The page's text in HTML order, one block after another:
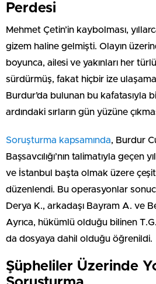
Perdesi
Mehmet Çetin’in kaybolması,
gizem haline gelmişti. Olayın
boyunca, ailesi ve yakınları her
sürdürmüş, fakat hiçbir ize
Burdur’da bulunan bu kafatasıyla
ardındaki sırların gün yüzüne
Soruşturma kapsamında, Burdur
Başsavcılığı’nın talimatıyla geçen
ve İstanbul başta olmak üzere
düzenlendi. Bu operasyonlar
Derya K., arkadaşı Bayram A. ve
Ayrıca, hükümlü olduğu bilinen
da dosyaya dahil olduğu öğrenildi.
Şüpheliler Üzerinde